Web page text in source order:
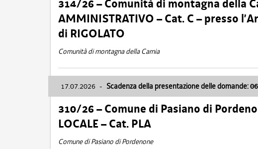
314/26 – Comunità di montagna della
AMMINISTRATIVO – Cat. C – presso
di RIGOLATO
Comunità di montagna della Carnia
17.07.2026 - Scadenza della presentazione delle domande:
310/26 – Comune di Pasiano di
LOCALE – Cat. PLA
Comune di Pasiano di Pordenone